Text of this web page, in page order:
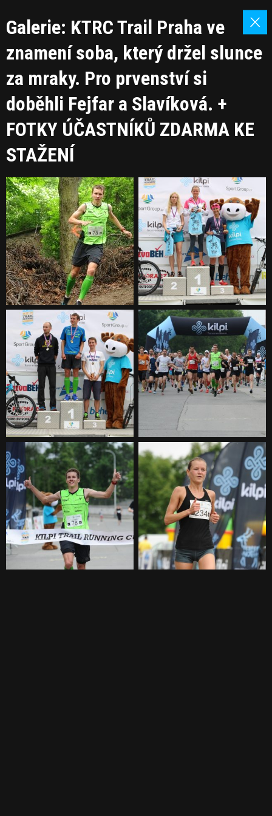
Galerie: KTRC Trail Praha ve
znamení soba, který držel slunce
za mraky. Pro prvenství si
doběhli Fejfar a Slavíková. +
FOTKY ÚČASTNÍKŮ ZDARMA KE
STAŽENÍ